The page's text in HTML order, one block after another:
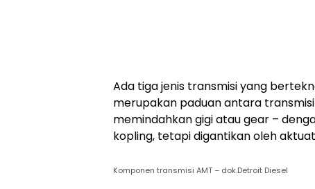
Ada tiga jenis transmisi yang
merupakan paduan antara
memindahkan gigi atau gear –
kopling, tetapi digantikan oleh
Komponen transmisi AMT – dok.Detroit Diesel